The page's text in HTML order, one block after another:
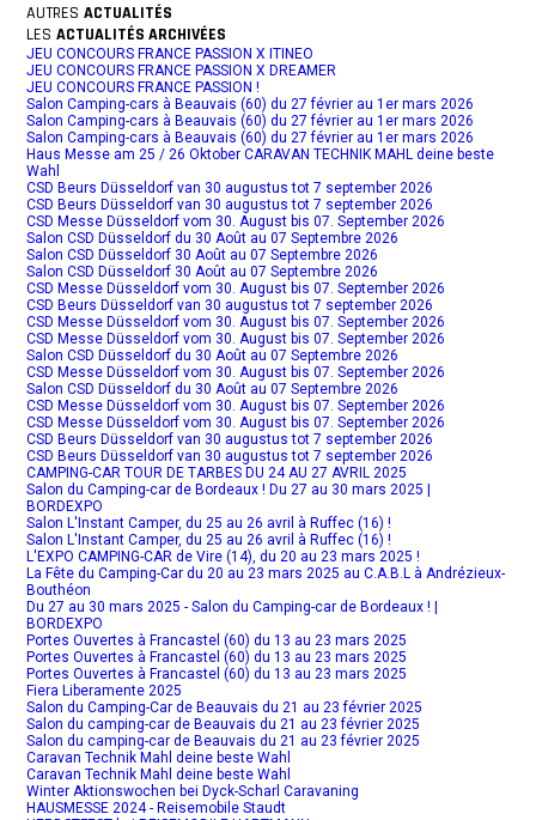
AUTRESACTUALITÉS
LESACTUALITÉS ARCHIVÉES
JEU CONCOURS FRANCE PASSION X ITINEO
JEU CONCOURS FRANCE PASSION X DREAMER
JEU CONCOURS FRANCE PASSION !
Salon Camping-cars à Beauvais (60) du 27 février au 1er mars 2026
Salon Camping-cars à Beauvais (60) du 27 février au 1er mars 2026
Salon Camping-cars à Beauvais (60) du 27 février au 1er mars 2026
Haus Messe am 25 / 26 Oktober CARAVAN TECHNIK MAHL deine beste
Wahl
CSD Beurs Düsseldorf van 30 augustus tot 7 september 2026
CSD Beurs Düsseldorf van 30 augustus tot 7 september 2026
CSD Messe Düsseldorf vom 30. August bis 07. September 2026
Salon CSD Düsseldorf du 30 Août au 07 Septembre 2026
Salon CSD Düsseldorf 30 Août au 07 Septembre 2026
Salon CSD Düsseldorf 30 Août au 07 Septembre 2026
CSD Messe Düsseldorf vom 30. August bis 07. September 2026
CSD Beurs Düsseldorf van 30 augustus tot 7 september 2026
CSD Messe Düsseldorf vom 30. August bis 07. September 2026
CSD Messe Düsseldorf vom 30. August bis 07. September 2026
Salon CSD Düsseldorf du 30 Août au 07 Septembre 2026
CSD Messe Düsseldorf vom 30. August bis 07. September 2026
Salon CSD Düsseldorf du 30 Août au 07 Septembre 2026
CSD Messe Düsseldorf vom 30. August bis 07. September 2026
CSD Messe Düsseldorf vom 30. August bis 07. September 2026
CSD Beurs Düsseldorf van 30 augustus tot 7 september 2026
CSD Beurs Düsseldorf van 30 augustus tot 7 september 2026
CAMPING-CAR TOUR DE TARBES DU 24 AU 27 AVRIL 2025
Salon du Camping-car de Bordeaux ! Du 27 au 30 mars 2025 |
BORDEXPO
Salon L'Instant Camper, du 25 au 26 avril à Ruffec (16) !
Salon L'Instant Camper, du 25 au 26 avril à Ruffec (16) !
L'EXPO CAMPING-CAR de Vire (14), du 20 au 23 mars 2025 !
La Fête du Camping-Car du 20 au 23 mars 2025 au C.A.B.L à Andrézieux-
Bouthéon
Du 27 au 30 mars 2025 - Salon du Camping-car de Bordeaux ! |
BORDEXPO
Portes Ouvertes à Francastel (60) du 13 au 23 mars 2025
Portes Ouvertes à Francastel (60) du 13 au 23 mars 2025
Portes Ouvertes à Francastel (60) du 13 au 23 mars 2025
Fiera Liberamente 2025
Salon du Camping-Car de Beauvais du 21 au 23 février 2025
Salon du camping-car de Beauvais du 21 au 23 février 2025
Salon du camping-car de Beauvais du 21 au 23 février 2025
Caravan Technik Mahl deine beste Wahl
Caravan Technik Mahl deine beste Wahl
Winter Aktionswochen bei Dyck-Scharl Caravaning
HAUSMESSE 2024 - Reisemobile Staudt